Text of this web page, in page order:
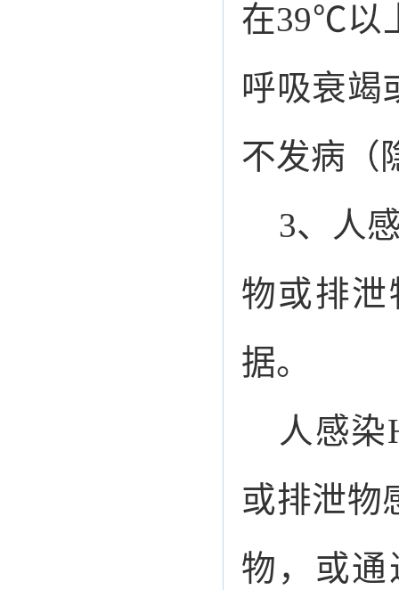
在39℃以
呼吸衰竭
不发病（
3、人
物或排
据。
人感
或排泄物
物，或